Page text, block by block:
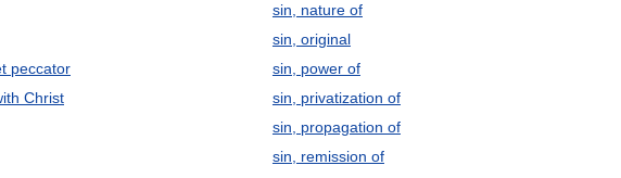
peccator
Christ
sin, nature of
sin, original
sin, power of
sin, privatization of
sin, propagation of
sin, remission of